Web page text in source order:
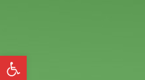
Ouvrir la barre d’outils